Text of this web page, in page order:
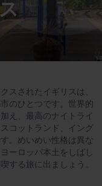
スされたイギリスは、
のひとつです。世界的
え、最高のナイトライ
コットランド、イング
。めいめい性格は異な
ーロッパ本土をしばし
する旅に出ましょう。